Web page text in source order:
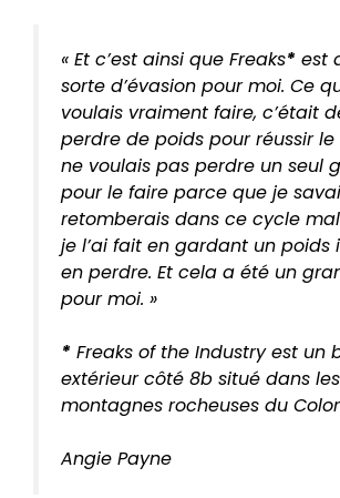
« Et c’est ainsi que Freaks* est
sorte d’évasion pour moi. Ce
voulais vraiment faire, c’était
perdre de poids pour réussir
ne voulais pas perdre un seul
pour le faire parce que je
retomberais dans ce cycle
je l’ai fait en gardant un poids
en perdre. Et cela a été un
pour moi. »
* Freaks of the Industry est un
extérieur côté 8b situé dans les
montagnes rocheuses du
Angie Payne